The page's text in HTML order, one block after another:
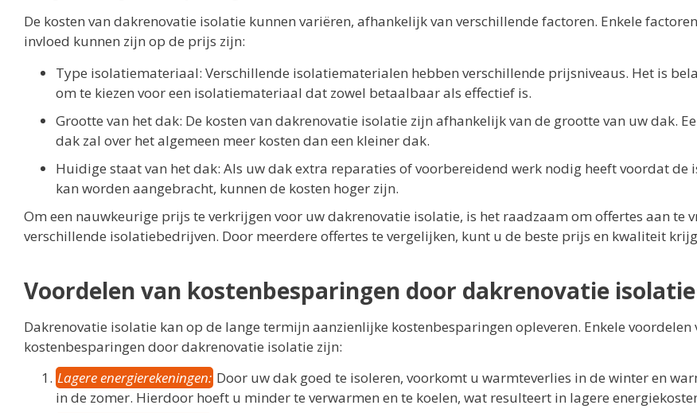
De kosten van dakrenovatie isolatie kunnen variëren, afhankelijk van verschillende factoren. Enkele
invloed kunnen zijn op de prijs zijn:
Type isolatiemateriaal: Verschillende isolatiematerialen hebben verschillende prijsniveaus. Het is
om te kiezen voor een isolatiemateriaal dat zowel betaalbaar als effectief is.
Grootte van het dak: De kosten van dakrenovatie isolatie zijn afhankelijk van de grootte van uw dak.
dak zal over het algemeen meer kosten dan een kleiner dak.
Huidige staat van het dak: Als uw dak extra reparaties of voorbereidend werk nodig heeft voordat de
kan worden aangebracht, kunnen de kosten hoger zijn.
Om een nauwkeurige prijs te verkrijgen voor uw dakrenovatie isolatie, is het raadzaam om offertes aan te
verschillende isolatiebedrijven. Door meerdere offertes te vergelijken, kunt u de beste prijs en kwaliteit
Voordelen van kostenbesparingen door dakrenovatie isolatie
Dakrenovatie isolatie kan op de lange termijn aanzienlijke kostenbesparingen opleveren. Enkele voordelen
kostenbesparingen door dakrenovatie isolatie zijn:
Lagere energierekeningen: Door uw dak goed te isoleren, voorkomt u warmteverlies in de winter en
in de zomer. Hierdoor hoeft u minder te verwarmen en te koelen, wat resulteert in lagere